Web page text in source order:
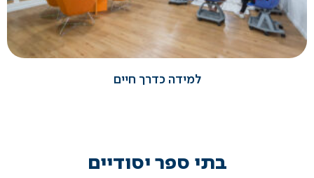
למידה כדרך חיים
בתי ספר יסודיים